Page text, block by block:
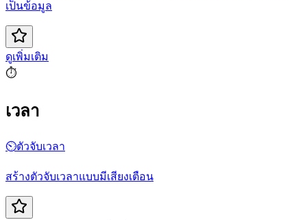
เป็นข้อมูล
ดูเพิ่มเติม
⏱️
เวลา
⏲️ตัวจับเวลา
สร้างตัวจับเวลาแบบมีเสียงเตือน